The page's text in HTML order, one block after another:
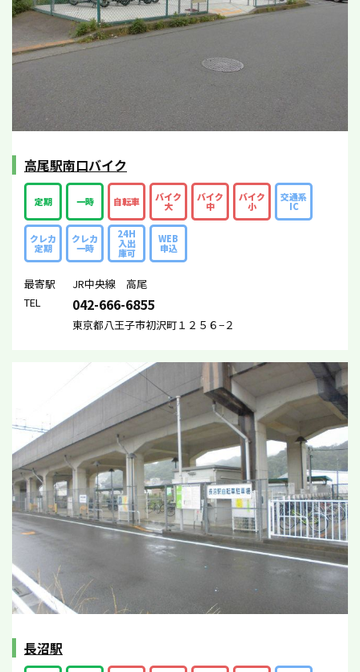
高尾駅南口バイク
定期 一時 自転車 バイク
大
バイク
中
バイク
小
交通系
IC
クレカ
定期
クレカ
一時
24H
入出
庫可
WEB
申込
最寄駅
JR中央線 高尾
TEL
042-666-6855
東京都八王子市初沢町１２５６−２
長沼駅